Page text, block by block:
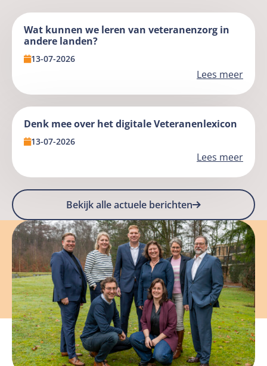
Wat kunnen we leren van veteranenzorg in
andere landen?
13-07-2026
Lees meer
meer
over
Wat
we
leren
van
veteranenzorg
in
andere
landen?
Denk mee over het digitale Veteranenlexicon
13-07-2026
Lees meer
meer
over
Denk
mee
over
het
digitale
Veteranenlexicon
Bekijk alle actuele berichten